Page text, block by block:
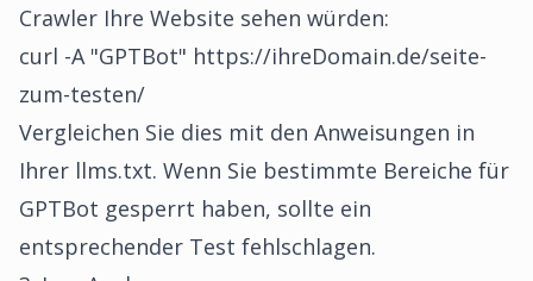
Crawler Ihre Website sehen würden:
curl -A "GPTBot" https://ihreDomain.de/seite-
zum-testen/
Vergleichen Sie dies mit den Anweisungen in
Ihrer llms.txt. Wenn Sie bestimmte Bereiche für
GPTBot gesperrt haben, sollte ein
entsprechender Test fehlschlagen.